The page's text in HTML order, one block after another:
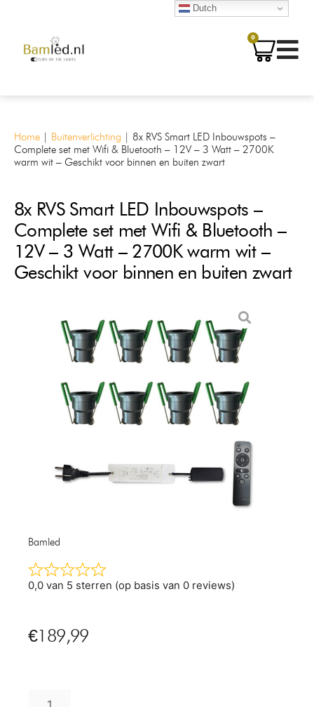
0
Home | Buitenverlichting | 8x RVS Smart LED Inbouwspots –
Complete set met Wifi & Bluetooth – 12V – 3 Watt – 2700K
warm wit – Geschikt voor binnen en buiten zwart
8x RVS Smart LED Inbouwspots –
Complete set met Wifi & Bluetooth –
12V – 3 Watt – 2700K warm wit –
Geschikt voor binnen en buiten zwart
Bamled
0,0 van 5 sterren (op basis van 0 reviews)
€189,99
Dutch